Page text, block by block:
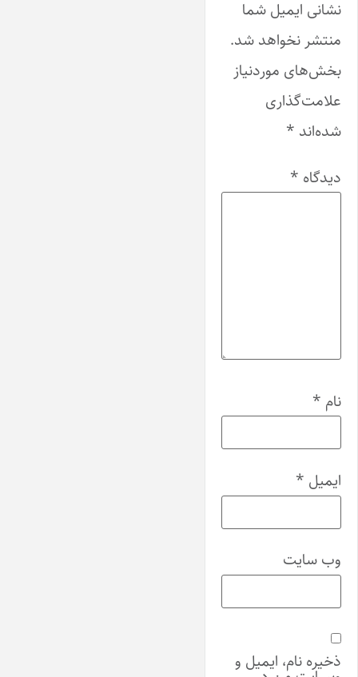
نشانی ایمیل شما
منتشر نخواهد شد.
بخش‌های موردنیاز
علامت‌گذاری
شده‌اند *
دیدگاه *
نام *
ایمیل *
وب‌ سایت
ذخیره نام، ایمیل و